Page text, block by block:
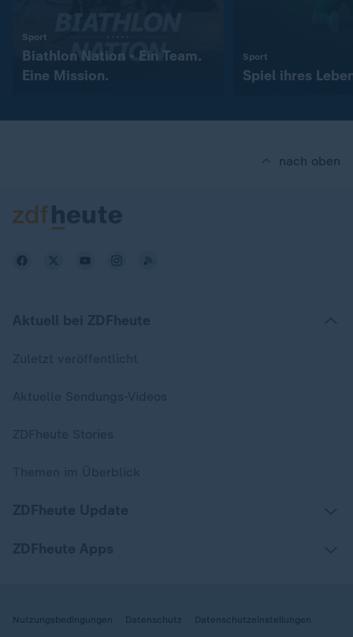
Sport
Biathlon Nation - Ein Team.
Eine Mission.
Sport
Spiel ihres
nach oben
Nutzungsbedingungen Datenschutz Datenschutzeinstellungen